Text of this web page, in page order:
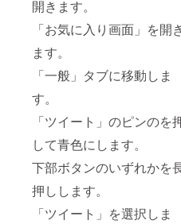
開きます。
「お気に入り画面」を開
ます。
「一般」タブに移動しま
す。
「ツイート」のピンのを
して青色にします。
下部ボタンのいずれかを
押しします。
「ツイート」を選択しま